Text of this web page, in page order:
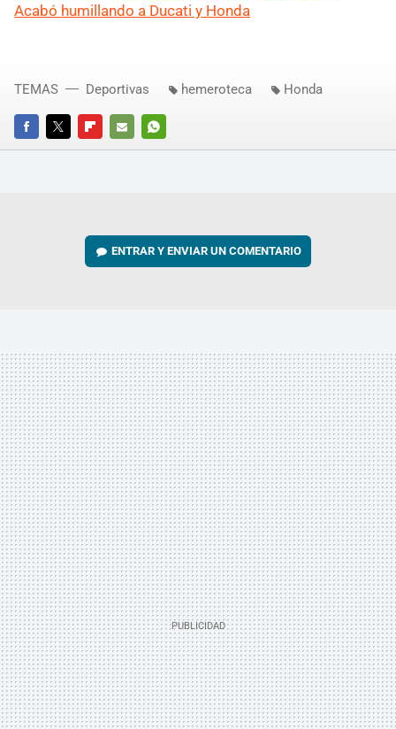
Acabó humillando a Ducati y Honda
FACEBOOKTWITTERFLIPBOARD
E-
WHATSAPP
TEMAS Deportivas hemeroteca Honda
ENTRAR Y ENVIAR UN COMENTARIO